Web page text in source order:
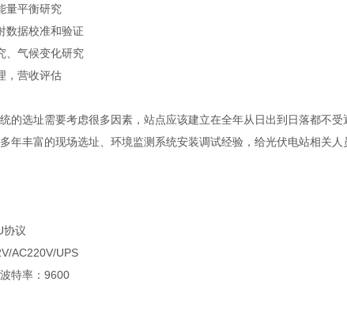
平衡研究
据校准和验证
气候变化研究
营收评估
选址需要考虑很多因素，站点应该建立在全年从日出到日落都不受
年丰富的现场选址、环境监测系统安装调试经验，给光伏电站相关人
议
AC220V/UPS
特率：9600